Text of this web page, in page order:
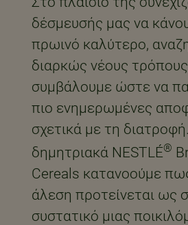
δέσμευσής μας να
πρωινό καλύτερο,
διαρκώς νέους
συμβάλουμε ώστε να
πιο ενημερωμένες
σχετικά με τη
δημητριακά NESTLÉ®
Cereals κατανοούμε
άλεση προτείνεται ως
συστατικό μιας